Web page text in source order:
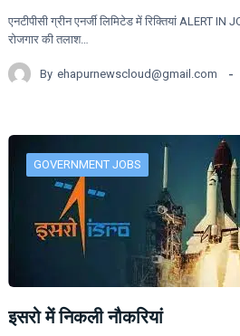
एनटीपीसी ग्रीन एनर्जी लिमिटेड में रिक्तियां ALERT
रोजगार की तलाश…
By ehapurnewscloud@gmail.com
GOVERNMENT JOBS
इसरो में निकली नौकरियां